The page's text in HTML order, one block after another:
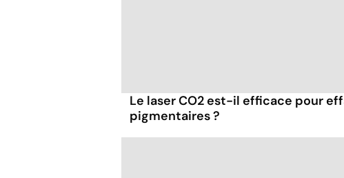
Le laser CO2 est-il efficace pour
pigmentaires ?